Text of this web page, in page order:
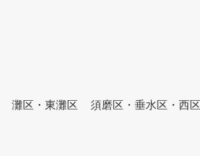
灘区・東灘区 須磨区・垂水区・西区